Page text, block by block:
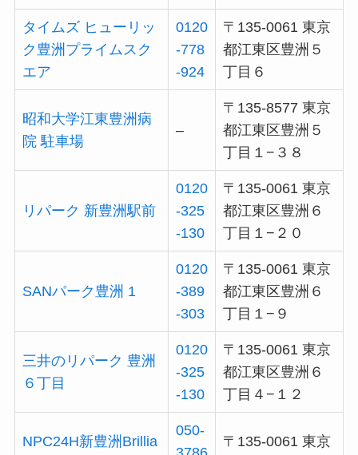
タイムズ ヒューリッ
ク豊洲プライムスク
エア
0120
-778
-924
〒135-0061 東京
都江東区豊洲５
丁目６
昭和大学江東豊洲病
院 駐車場
–
〒135-8577 東京
都江東区豊洲５
丁目１−３８
リパーク 新豊洲駅前
0120
-325
-130
〒135-0061 東京
都江東区豊洲６
丁目１−２０
SANパーク豊洲 1
0120
-389
-303
〒135-0061 東京
都江東区豊洲６
丁目１−９
三井のリパーク 豊洲
６丁目
0120
-325
-130
〒135-0061 東京
都江東区豊洲６
丁目４−１２
NPC24H新豊洲Brillia
050-
〒135-0061 東京